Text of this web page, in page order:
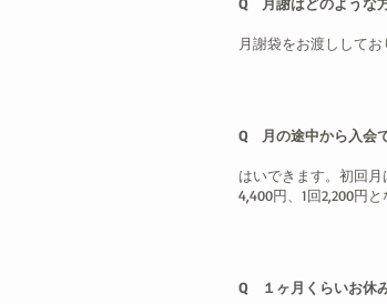
月謝袋をお渡しして
Q 月の途中から入会
はいできます。初回
4,400円、1回2,200円と
Q １ヶ月くらいお休